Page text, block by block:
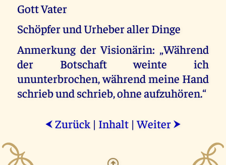
Gott Vater
Schöpfer und Urheber aller Dinge
Anmerkung der Visionärin: „Während
der Botschaft weinte ich
ununterbrochen, während meine Hand
schrieb und schrieb, ohne aufzuhören.“
⮜ Zurück | Inhalt |Weiter ⮞